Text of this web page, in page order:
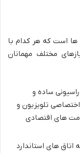
ها است که هر کدام با
مختلف مهمانان
ساده و
تلویزیون و
های اقتصادی
های استاندارد